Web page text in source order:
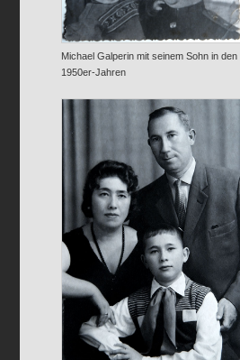
Michael Galperin mit seinem Sohn in den
1950er-Jahren